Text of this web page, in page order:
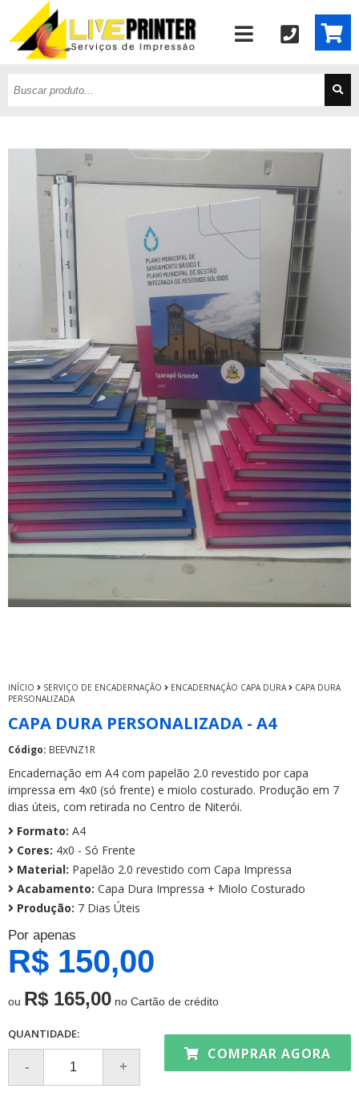
INÍCIO SERVIÇO DE ENCADERNAÇÃO ENCADERNAÇÃO CAPA DURA
CAPA DURA
PERSONALIZADA
CAPA DURA PERSONALIZADA - A4
Código: BEEVNZ1R
Encadernação em A4 com papelão 2.0 revestido por capa
impressa em 4x0 (só frente) e miolo costurado. Produção em 7
dias úteis, com retirada no Centro de Niterói.
Formato: A4
Cores: 4x0 - Só Frente
Material: Papelão 2.0 revestido com Capa Impressa
Acabamento: Capa Dura Impressa + Miolo Costurado
Produção: 7 Dias Úteis
Por apenas
R$ 150,00
ou R$ 165,00 no Cartão de crédito
QUANTIDADE:
COMPRAR AGORA